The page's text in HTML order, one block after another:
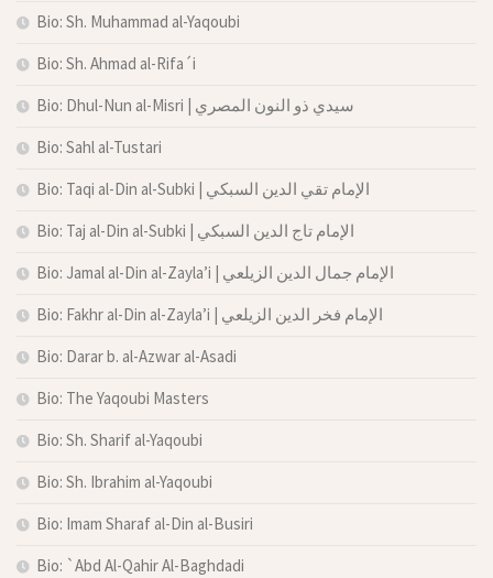
Bio: Sh. Muhammad al-Yaqoubi
Bio: Sh. Ahmad al-Rifa´i
Bio: Dhul-Nun al-Misri | سيدي ذو النون المصري
Bio: Sahl al-Tustari
Bio: Taqi al-Din al-Subki | الإمام تقي الدين السبكي
Bio: Taj al-Din al-Subki | الإمام تاج الدين السبكي
Bio: Jamal al-Din al-Zayla’i | الإمام جمال الدين الزيلعي
Bio: Fakhr al-Din al-Zayla’i | الإمام فخر الدين الزيلعي
Bio: Darar b. al-Azwar al-Asadi
Bio: The Yaqoubi Masters
Bio: Sh. Sharif al-Yaqoubi
Bio: Sh. Ibrahim al-Yaqoubi
Bio: Imam Sharaf al-Din al-Busiri
Bio: `Abd Al-Qahir Al-Baghdadi